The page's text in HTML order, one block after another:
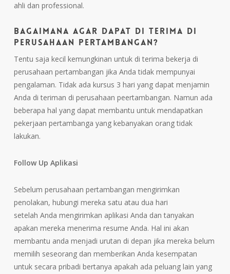
ahli dan professional.
Bagaimana agar dapat di terima di
perusahaan pertambangan?
Tentu saja kecil kemungkinan untuk di terima bekerja di
perusahaan pertambangan jika Anda tidak mempunyai
pengalaman. Tidak ada kursus 3 hari yang dapat menjamin
Anda di teriman di perusahaan peertambangan. Namun ada
beberapa hal yang dapat membantu untuk mendapatkan
pekerjaan pertambanga yang kebanyakan orang tidak
lakukan.
Follow Up Aplikasi
Sebelum perusahaan pertambangan mengirimkan
penolakan, hubungi mereka satu atau dua hari
setelah Anda mengirimkan aplikasi Anda dan tanyakan
apakan mereka menerima resume Anda. Hal ini akan
membantu anda menjadi urutan di depan jika mereka belum
memilih seseorang dan memberikan Anda kesempatan
untuk secara pribadi bertanya apakah ada peluang lain yang